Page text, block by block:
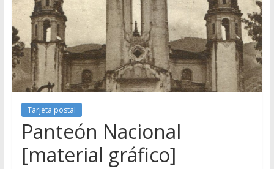
Tarjeta postal
Panteón Nacional
[material gráfico]